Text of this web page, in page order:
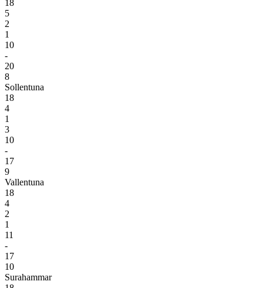
18
5
2
1
10
-
20
8
Sollentuna
18
4
1
3
10
-
17
9
Vallentuna
18
4
2
1
11
-
17
10
Surahammar